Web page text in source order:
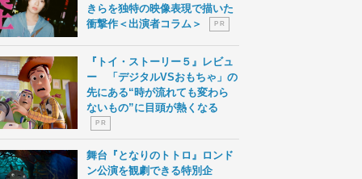
きらを独特の映像表現で描いた
衝撃作＜出演者コラム＞
P R
『トイ・ストーリー５』レビュ
ー 「デジタルVSおもちゃ」の
先にある“時が流れても変わら
ないもの”に目頭が熱くなる
P R
舞台『となりのトトロ』ロンド
ン公演を観劇できる特別企